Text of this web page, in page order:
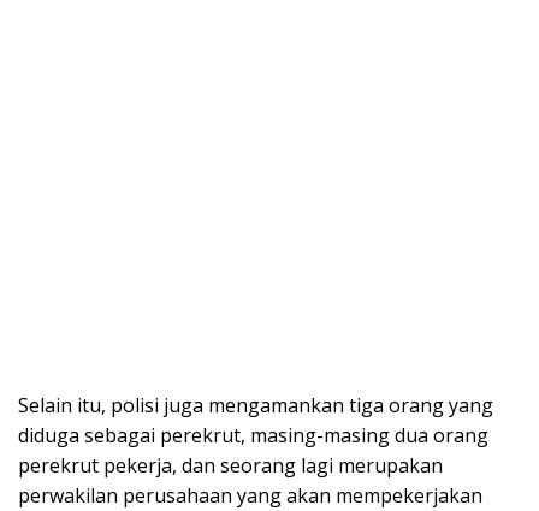
Selain itu, polisi juga mengamankan tiga orang yang
diduga sebagai perekrut, masing-masing dua orang
perekrut pekerja, dan seorang lagi merupakan
perwakilan perusahaan yang akan mempekerjakan